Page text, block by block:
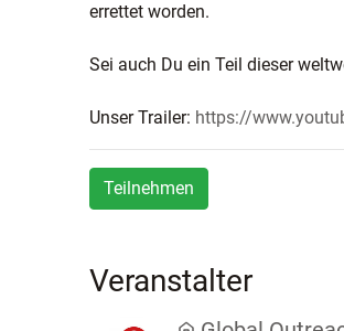
errettet worden.
Sei auch Du ein Teil dieser
Unser Trailer: https://
Teilnehmen
Veranstalter